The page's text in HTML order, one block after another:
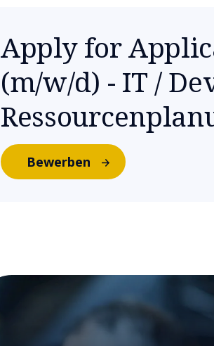
Apply for
(m/w/d) - IT /
Bewerben